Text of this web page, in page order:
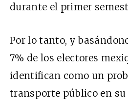
durante el primer
Por lo tanto, y
7% de los electores
identifican como un
transporte público en su